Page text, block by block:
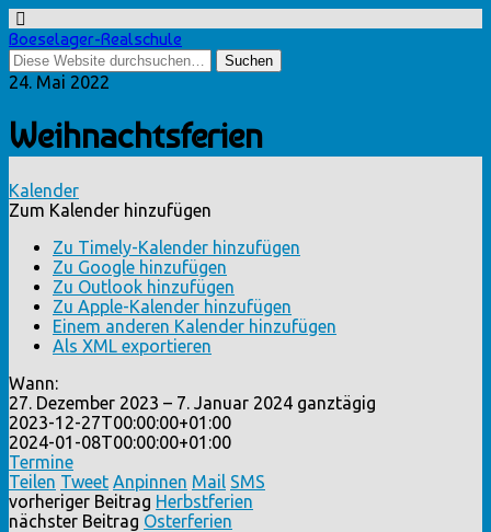
Boeselager-Realschule
24. Mai 2022
Weihnachtsferien
Kalender
Zum Kalender hinzufügen
Zu Timely-Kalender hinzufügen
Zu Google hinzufügen
Zu Outlook hinzufügen
Zu Apple-Kalender hinzufügen
Einem anderen Kalender hinzufügen
Als XML exportieren
Wann:
27. Dezember 2023 – 7. Januar 2024 ganztägig
2023-12-27T00:00:00+01:00
2024-01-08T00:00:00+01:00
Termine
Teilen Tweet Anpinnen Mail SMS
vorheriger Beitrag Herbstferien
nächster Beitrag Osterferien